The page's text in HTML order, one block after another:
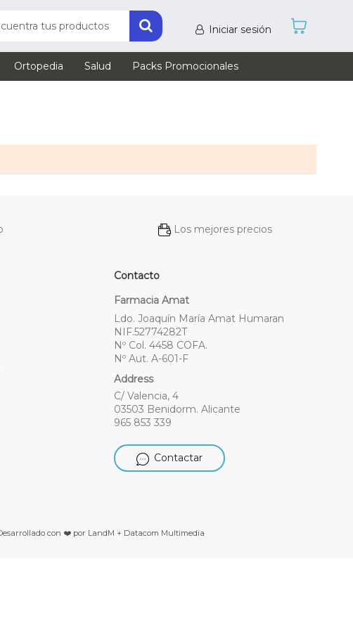
Iniciar sesión
Ortopedia Salud Packs Promocionales
Los mejores precios
Contacto
Farmacia Amat
Ldo. Joaquín María Amat Humaran
NIF.52774282T
Nº Col. 4458 COFA.
Nº Aut. A-601-F
Address
C/ Valencia, 4
03503 Benidorm. Alicante
965 853 339
Contactar
con ❤️ por LandM + Datacom Multimedia